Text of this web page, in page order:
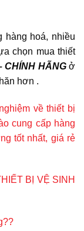
hàng hoá, nhiều
chọn mua thiết
CHÍNH HÃNGở
hơn .
về thiết bị
cung cấp hàng
tốt nhất, giá rẻ
BỊ VỆ SINH